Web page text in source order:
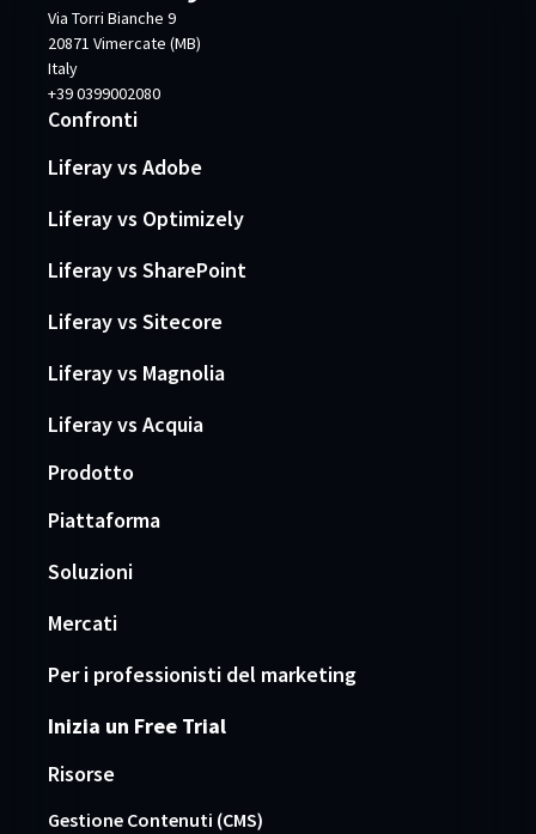
Via Torri Bianche 9
20871 Vimercate (MB)
Italy
+39 0399002080
Confronti
Liferay vs Adobe
Liferay vs Optimizely
Liferay vs SharePoint
Liferay vs Sitecore
Liferay vs Magnolia
Liferay vs Acquia
Prodotto
Piattaforma
Soluzioni
Mercati
Per i professionisti del marketing
Inizia un Free Trial
Risorse
Gestione Contenuti (CMS)